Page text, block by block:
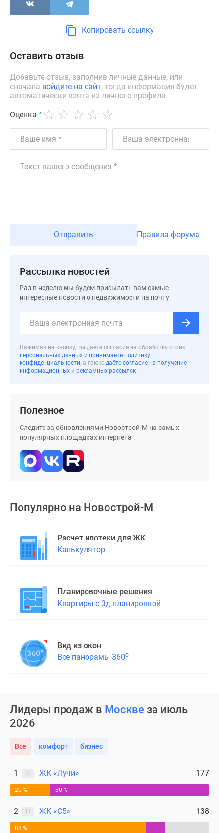
комнатные
карте
калькулятор
Семейная
ипотека
Военная
Банки
программы
Медиа
новостроек
Эксперты
Контакты
Реклама
места
Апартаменты
#траншевая
ипотека
Квартиры
скидками
новостроек
Субсидированная
Москве
премиум-
Новостройки
класса
Траншевая
ипотека
Копировать ссылку
Оставить отзыв
Добавьте отзыв, заполнив личные данные, или
сначала войдите на сайт, тогда информация будет
автоматически взята из личного профиля.
Оценка *
Отправить Правила форума
Рассылка новостей
Раз в неделю мы будем присылать вам самые
интересные новости о недвижимости на почту
Нажимая на кнопку, вы даёте согласие на обработку своих
персональных данных и принимаете политику
конфиденциальности, а также даёте согласие на получение
информационных и рекламных рассылок
Полезное
Следите за обновлениями Новострой-М на самых
популярных площадках интернета
Популярно на Новострой-М
Расчет ипотеки для ЖК
Калькулятор
Планировочные решения
Квартиры с 3д планировкой
Вид из окон
Все панорамы 360о
Лидеры продаж в Москве за июль
2026
Все комфорт бизнес
1 0 ЖК «Лучи» 177
20 % 80 %
2 Н ЖК «С5» 138
88 %